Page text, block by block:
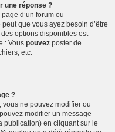
une réponse ?
d’un forum ou
que vous ayez besoin d’être
options disponibles est
: Vous pouvez poster de
etc.
?
vous ne pouvez modifier ou
modifier un message
publication) en cliquant sur le